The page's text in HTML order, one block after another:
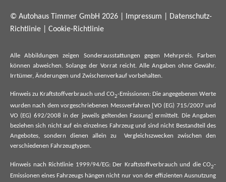
© Autohaus Timmer GmbH 2026 | Impressum
Datenschutz-
Richtlinie
Cookie-Richtlinie
Alle Abbildungen zeigen Sonderausstattungen gegen Mehrpreis. Farben
können abweichen. Solange der Vorrat reicht. Alle Angaben ohne Gewähr.
Irrtümer, Änderungen und Zwischenverkauf vorbehalten.
Hinweis zu Kraftstoffverbrauch und CO2-Emissionen: Die angegebenen Werte
wurden nach dem vorgeschriebenen Messverfahren [VO (EG) 715/2007 und
VO (EG) 692/2008 in der jeweils geltenden Fassung] ermittelt. Die Angaben
beziehen sich nicht auf ein einzelnes Fahrzeug und sind nicht Bestandteil des
Angebotes, sondern dienen allein zu Vergleichszwecken zwischen den
verschiedenen Fahrzeugtypen.
Hinweis nach Richtlinie 1999/94/EG: Der Kraftstoffverbrauch und die CO2-
Emissionen eines Fahrzeugs hängen nicht nur von der effizienten Ausnutzung